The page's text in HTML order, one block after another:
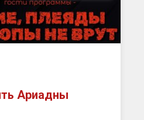
Ариадны